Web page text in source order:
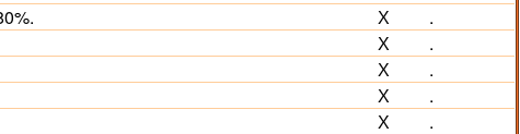
Х
.
Х
.
Х
.
Х
.
Х
.